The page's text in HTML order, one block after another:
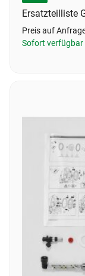
Ersatzteilliste
Preis auf
Sofort verfügbar